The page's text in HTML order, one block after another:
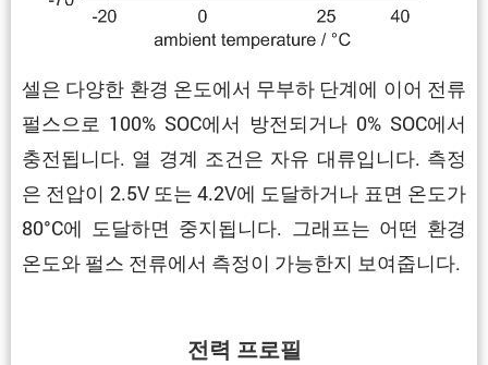
셀은 다양한 환경 온도에서 무부하 단계에 이어 전류
펄스으로 100% SOC에서 방전되거나 0% SOC에서
충전됩니다. 열 경계 조건은 자유 대류입니다. 측정
은 전압이 2.5V 또는 4.2V에 도달하거나 표면 온도가
80°C에 도달하면 중지됩니다. 그래프는 어떤 환경
온도와 펄스 전류에서 측정이 가능한지 보여줍니다.
전력 프로필